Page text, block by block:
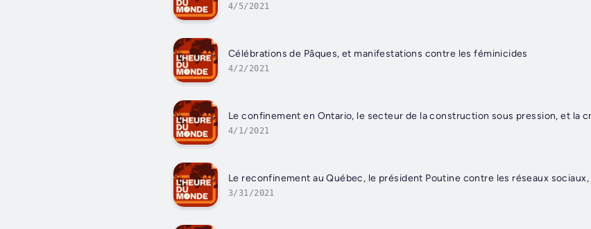
4/5/2021
Célébrations de Pâques, et manifestations contre les féminicides
4/2/2021
Le confinement en Ontario, le secteur de la construction sous pression, et la
4/1/2021
Le reconfinement au Québec, le président Poutine contre les réseaux
3/31/2021